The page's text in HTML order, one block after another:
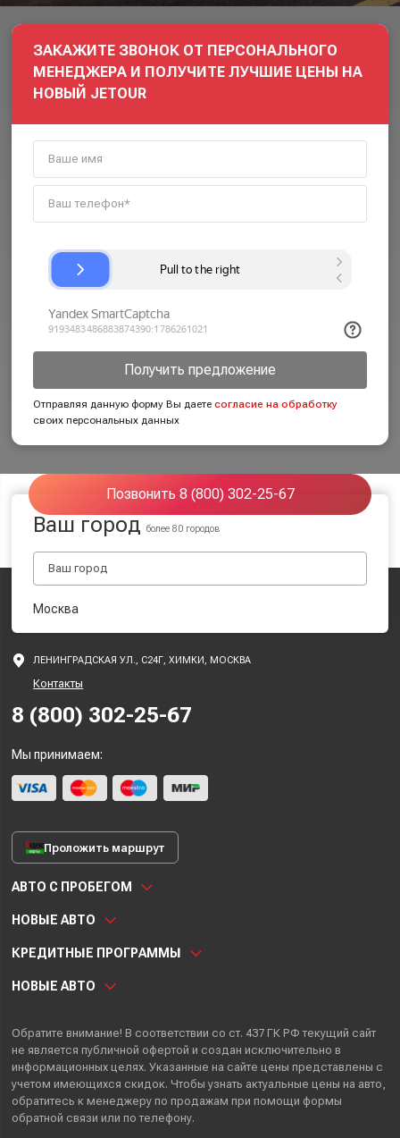
ЗАКАЖИТЕ ЗВОНОК ОТ ПЕРСОНАЛЬНОГО
МЕНЕДЖЕРА И ПОЛУЧИТЕ ЛУЧШИЕ ЦЕНЫ НА
НОВЫЙ JETOUR
Получить предложение
Отправляя данную форму Вы даетесогласие на обработку
своих персональных данных
Позвонить 8 (800) 302-25-67
Ваш городболее 80 городов
Москва
ЛЕНИНГРАДСКАЯ УЛ., С24Г, ХИМКИ, МОСКВА
Контакты
8 (800) 302-25-67
Мы принимаем:
Проложить маршрут
АВТО С ПРОБЕГОМ
НОВЫЕ АВТО
КРЕДИТНЫЕ ПРОГРАММЫ
НОВЫЕ АВТО
Обратите внимание! В соответствии со ст. 437 ГК РФ текущий сайт
не является публичной офертой и создан исключительно в
информационных целях. Указанные на сайте цены представлены с
учетом имеющихся скидок. Чтобы узнать актуальные цены на авто,
обратитесь к менеджеру по продажам при помощи формы
обратной связи или по телефону.